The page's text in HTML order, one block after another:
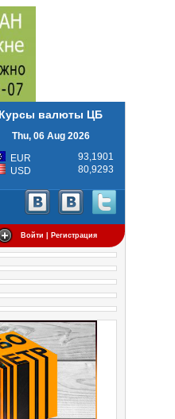
Курсы валюты ЦБ
Thu, 06 Aug 2026
EUR
93,1901
USD
80,9293
Войти | Регистрация